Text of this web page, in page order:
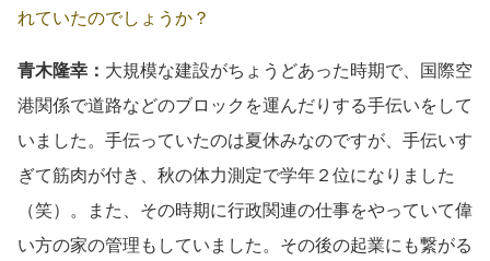
れていたのでしょうか？
青木隆幸： 大規模な建設がちょうどあった時期で、国際空
港関係で道路などのブロックを運んだりする手伝いをして
いました。手伝っていたのは夏休みなのですが、手伝いす
ぎて筋肉が付き、秋の体力測定で学年２位になりました
（笑）。また、その時期に行政関連の仕事をやっていて偉
い方の家の管理もしていました。その後の起業にも繋がる